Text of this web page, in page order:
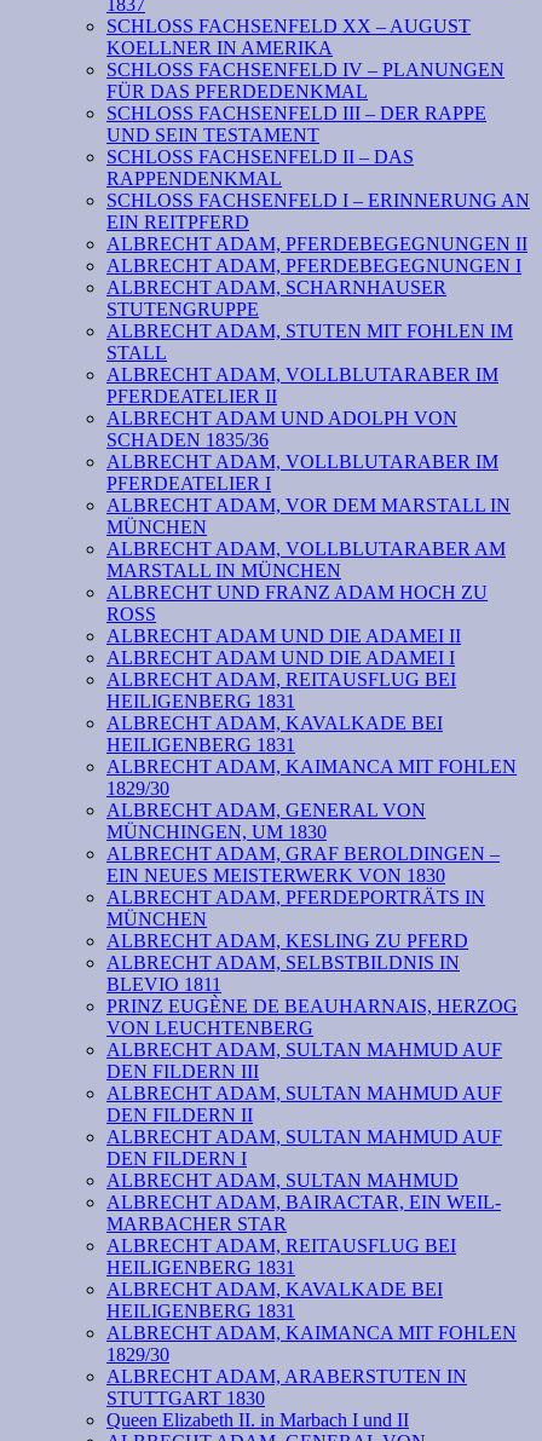
SCHLOSS FACHSENFELD XX – AUGUST
KOELLNER IN AMERIKA
SCHLOSS FACHSENFELD IV – PLANUNGEN
FÜR DAS PFERDEDENKMAL
SCHLOSS FACHSENFELD III – DER RAPPE
UND SEIN TESTAMENT
SCHLOSS FACHSENFELD II – DAS
RAPPENDENKMAL
SCHLOSS FACHSENFELD I – ERINNERUNG AN
EIN REITPFERD
ALBRECHT ADAM, PFERDEBEGEGNUNGEN II
ALBRECHT ADAM, PFERDEBEGEGNUNGEN I
ALBRECHT ADAM, SCHARNHAUSER
STUTENGRUPPE
ALBRECHT ADAM, STUTEN MIT FOHLEN IM
STALL
ALBRECHT ADAM, VOLLBLUTARABER IM
PFERDEATELIER II
ALBRECHT ADAM UND ADOLPH VON
SCHADEN 1835/36
ALBRECHT ADAM, VOLLBLUTARABER IM
PFERDEATELIER I
ALBRECHT ADAM, VOR DEM MARSTALL IN
MÜNCHEN
ALBRECHT ADAM, VOLLBLUTARABER AM
MARSTALL IN MÜNCHEN
ALBRECHT UND FRANZ ADAM HOCH ZU
ROSS
ALBRECHT ADAM UND DIE ADAMEI II
ALBRECHT ADAM UND DIE ADAMEI I
ALBRECHT ADAM, REITAUSFLUG BEI
HEILIGENBERG 1831
ALBRECHT ADAM, KAVALKADE BEI
HEILIGENBERG 1831
ALBRECHT ADAM, KAIMANCA MIT FOHLEN
1829/30
ALBRECHT ADAM, GENERAL VON
MÜNCHINGEN, UM 1830
ALBRECHT ADAM, GRAF BEROLDINGEN –
EIN NEUES MEISTERWERK VON 1830
ALBRECHT ADAM, PFERDEPORTRÄTS IN
MÜNCHEN
ALBRECHT ADAM, KESLING ZU PFERD
ALBRECHT ADAM, SELBSTBILDNIS IN
BLEVIO 1811
PRINZ EUGÈNE DE BEAUHARNAIS, HERZOG
VON LEUCHTENBERG
ALBRECHT ADAM, SULTAN MAHMUD AUF
DEN FILDERN III
ALBRECHT ADAM, SULTAN MAHMUD AUF
DEN FILDERN II
ALBRECHT ADAM, SULTAN MAHMUD AUF
DEN FILDERN I
ALBRECHT ADAM, SULTAN MAHMUD
ALBRECHT ADAM, BAIRACTAR, EIN WEIL-
MARBACHER STAR
ALBRECHT ADAM, REITAUSFLUG BEI
HEILIGENBERG 1831
ALBRECHT ADAM, KAVALKADE BEI
HEILIGENBERG 1831
ALBRECHT ADAM, KAIMANCA MIT FOHLEN
1829/30
ALBRECHT ADAM, ARABERSTUTEN IN
STUTTGART 1830
Queen Elizabeth II. in Marbach I und II